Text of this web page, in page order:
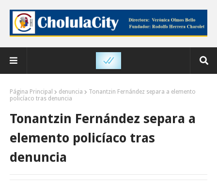
Página Principal denuncia
Tonantzin Fernández separa a elemento
policíaco tras denuncia
Tonantzin Fernández separa a
elemento policíaco tras
denuncia